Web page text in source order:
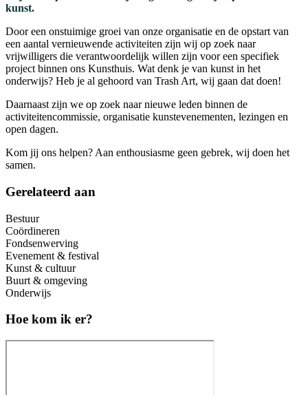
kunst.
Door een onstuimige groei van onze organisatie en de opstart van
een aantal vernieuwende activiteiten zijn wij op zoek naar
vrijwilligers die verantwoordelijk willen zijn voor een specifiek
project binnen ons Kunsthuis. Wat denk je van kunst in het
onderwijs? Heb je al gehoord van Trash Art, wij gaan dat doen!
Daarnaast zijn we op zoek naar nieuwe leden binnen de
activiteitencommissie, organisatie kunstevenementen, lezingen en
open dagen.
Kom jij ons helpen? Aan enthousiasme geen gebrek, wij doen het
samen.
Gerelateerd aan
Bestuur
Coördineren
Fondsenwerving
Evenement & festival
Kunst & cultuur
Buurt & omgeving
Onderwijs
Hoe kom ik er?